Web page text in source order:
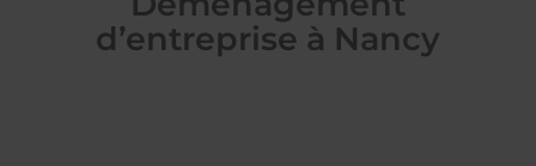
d’entreprise à Nancy